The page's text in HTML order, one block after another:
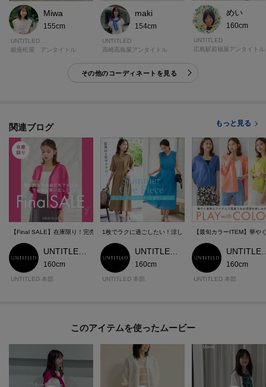
Miwa
155cm
UNTITLED
銀座松屋 アンタイトル
maki
154cm
UNTITLED
高崎高島屋アンタイトル
めい
160cm
UNTITLED
広
その他のコーディネートを見る
関連ブログ もっと見る
【Final SALE】在庫限り！完売間近のお値打ちアイテム
160cm
UNTITLED 本部
1枚でラクに過ごしたい！涼しくて、ストレスフリーな【夏
160cm
UNTITLED 本部
【最旬カラーITEM】華や
160cm
UNTITLED 本部
このアイテムを使ったムービー